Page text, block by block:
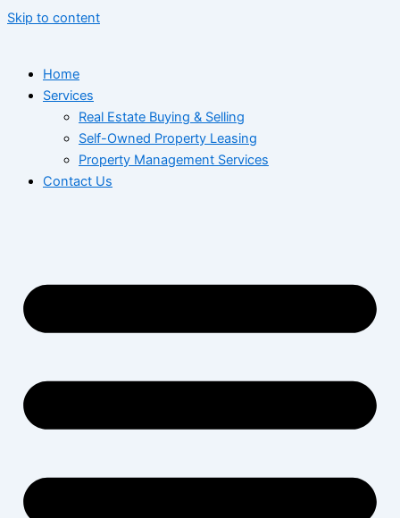
Skip to content
Home
Services
Real Estate Buying & Selling
Self-Owned Property Leasing
Property Management Services
Contact Us